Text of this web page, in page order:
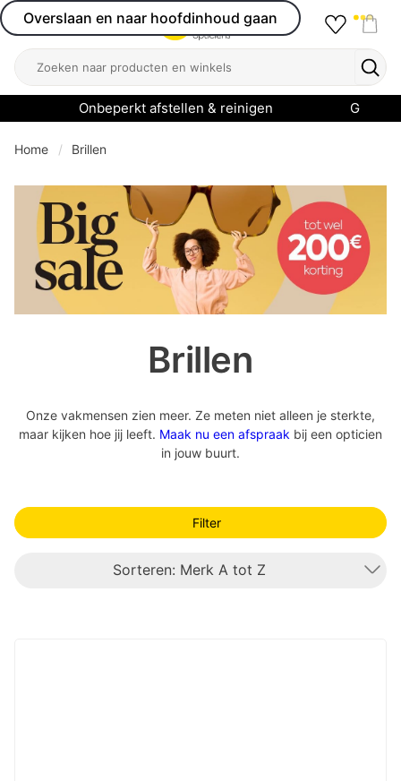
Overslaan en naar hoofdinhoud gaan
Open menu
Zoeken
Onbeperkt afstellen & reinigen
menu
Home Brillen
Brillen
Onze vakmensen zien meer. Ze meten niet alleen je sterkte,
maar kijken hoe jij leeft. Maak nu een afspraak bij een opticien
in jouw buurt.
Filter
Sorteren: Merk A tot Z